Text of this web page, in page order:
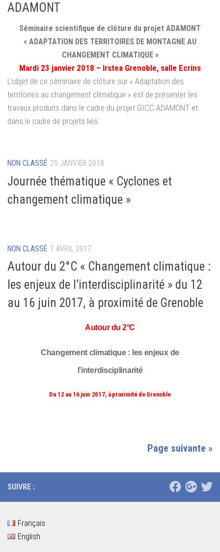
ADAMONT
Séminaire scientifique de clôture du projet ADAMONT
« ADAPTATION DES TERRITOIRES DE MONTAGNE AU
CHANGEMENT CLIMATIQUE »
Mardi 23 janvier 2018 – Irstea Grenoble, salle Ecrins
L’objet de ce séminaire de clôture sur « Adaptation des
territoires au changement climatique » est de présenter les
travaux produits dans le cadre du projet GICC ADAMONT et
dans le cadre de projets liés.
NON CLASSÉ 25 JANVIER 2018
Journée thématique « Cyclones et
changement climatique »
NON CLASSÉ 7 AVRIL 2017
Autour du 2°C « Changement climatique :
les enjeux de l’interdisciplinarité » du 12
au 16 juin 2017, à proximité de Grenoble
Autour du 2°C
Changement climatique : les enjeux de
l’interdisciplinarité
Du 12 au 16 juin 2017, à proximité de Grenoble
Page suivante »
SUIVRE :
Français
English